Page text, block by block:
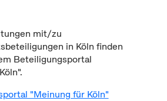
mit/zu
in Köln finden
Beteiligungsportal
"Meinung für Köln"